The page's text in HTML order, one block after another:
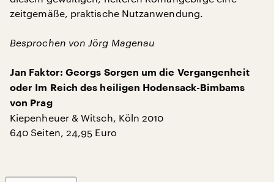
zeitgemäße, praktische Nutzanwendung.
Besprochen von Jörg Magenau
Jan Faktor: Georgs Sorgen um die Vergangenheit
oder Im Reich des heiligen Hodensack-Bimbams
von Prag
Kiepenheuer & Witsch, Köln 2010
640 Seiten, 24,95 Euro